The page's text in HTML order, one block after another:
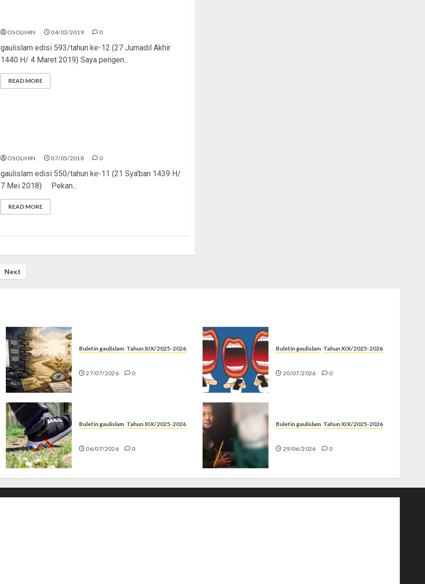
OSOLIHIN 04/03/2019 0
gaulislam edisi 593/tahun ke-12 (27 Jumadil Akhir
1440 H/ 4 Maret 2019) Saya pengen...
READ MORE
OSOLIHIN 07/05/2018 0
gaulislam edisi 550/tahun ke-11 (21 Sya’ban 1439 H/
7 Mei 2018) Pekan...
READ MORE
Next
Buletin gaulislam Tahun XIX/2025-2026
27/07/2026 0
Buletin gaulislam Tahun XIX/2025-2026
20/07/2026 0
Buletin gaulislam Tahun XIX/2025-2026
06/07/2026 0
Buletin gaulislam Tahun XIX/2025-2026
29/06/2026 0